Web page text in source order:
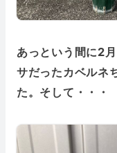
あっという間に2
サだったカベルネ
た。そして・・・